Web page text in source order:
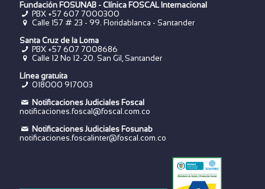
Fundación FOSUNAB - Clínica FOSCAL Internacional
PBX +57 607 7000300
Calle 157 # 23 - 99. Floridablanca - Santander
Santa Cruz de la Loma
PBX +57 607 7008686
Calle 12 No 12-20. San Gil, Santander
Línea gratuita
018000 917003
Notificaciones Judiciales Foscal
notificaciones.foscal@foscal.com.co
Notificaciones Judiciales Fosunab
notificaciones.foscalinter@foscal.com.co